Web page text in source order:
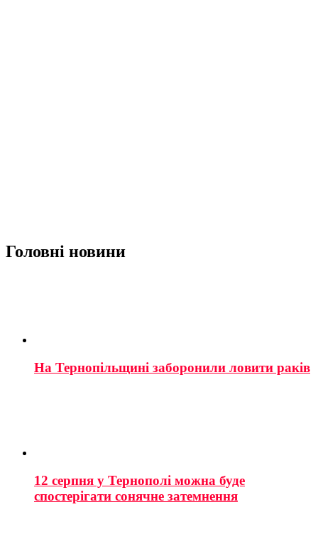
Головні новини
На Тернопільщині заборонили ловити раків
12 серпня у Тернополі можна буде
спостерігати сонячне затемнення